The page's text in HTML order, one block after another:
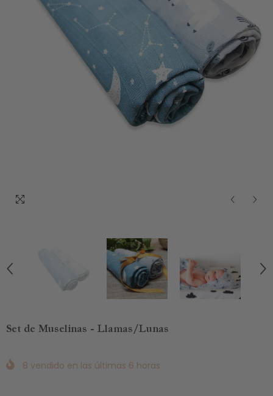
Set de Muselinas - Llamas/Lunas
8 vendido en las últimas 6 horas